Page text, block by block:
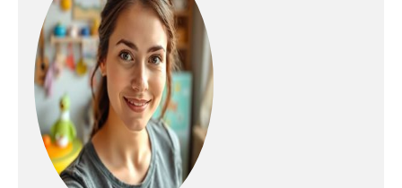
inclinable et
réversible avec des
boutons à fonction
mémoire, ainsi qu'un
dossier réglable en
hauteur pour
l'adapter à votre
enfant et pouvoir
explorer